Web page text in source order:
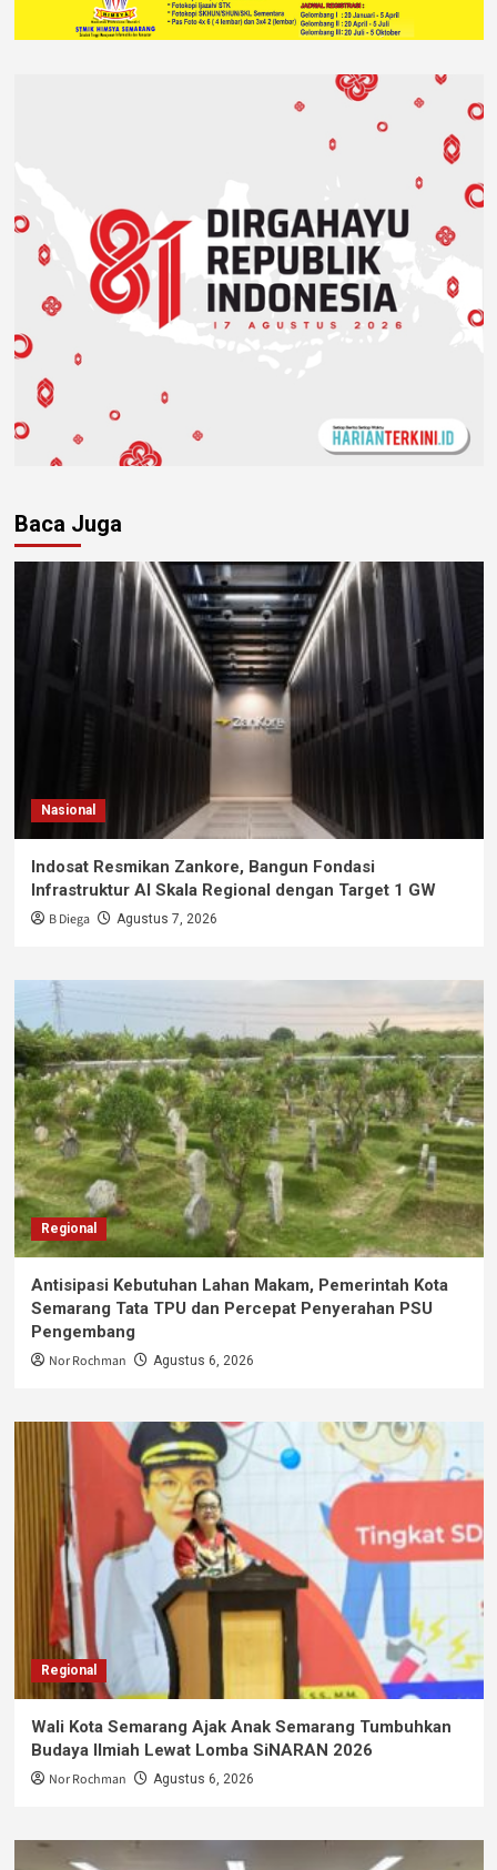
Baca Juga
Nasional
Indosat Resmikan Zankore, Bangun Fondasi
Infrastruktur AI Skala Regional dengan Target 1 GW
B Diega Agustus 7, 2026
Regional
Antisipasi Kebutuhan Lahan Makam, Pemerintah Kota
Semarang Tata TPU dan Percepat Penyerahan PSU
Pengembang
Nor Rochman Agustus 6, 2026
Regional
Wali Kota Semarang Ajak Anak Semarang Tumbuhkan
Budaya Ilmiah Lewat Lomba SiNARAN 2026
Nor Rochman Agustus 6, 2026